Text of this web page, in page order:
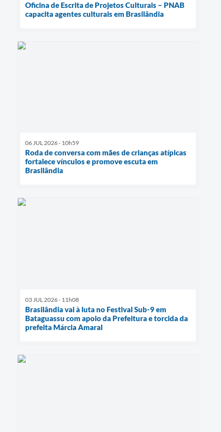
Oficina de Escrita de Projetos Culturais – PNAB
capacita agentes culturais em Brasilândia
06 JUL 2026 - 10h59
Roda de conversa com mães de crianças atípicas
fortalece vínculos e promove escuta em
Brasilândia
03 JUL 2026 - 11h08
Brasilândia vai à luta no Festival Sub-9 em
Bataguassu com apoio da Prefeitura e torcida da
prefeita Márcia Amaral